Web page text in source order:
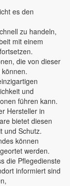
es den
zu handeln,
mit einem
die von dieser
und
führen kann.
Hersteller in
bietet diesen
und Schutz.
können
werden.
die Pflegedienste
informiert sind